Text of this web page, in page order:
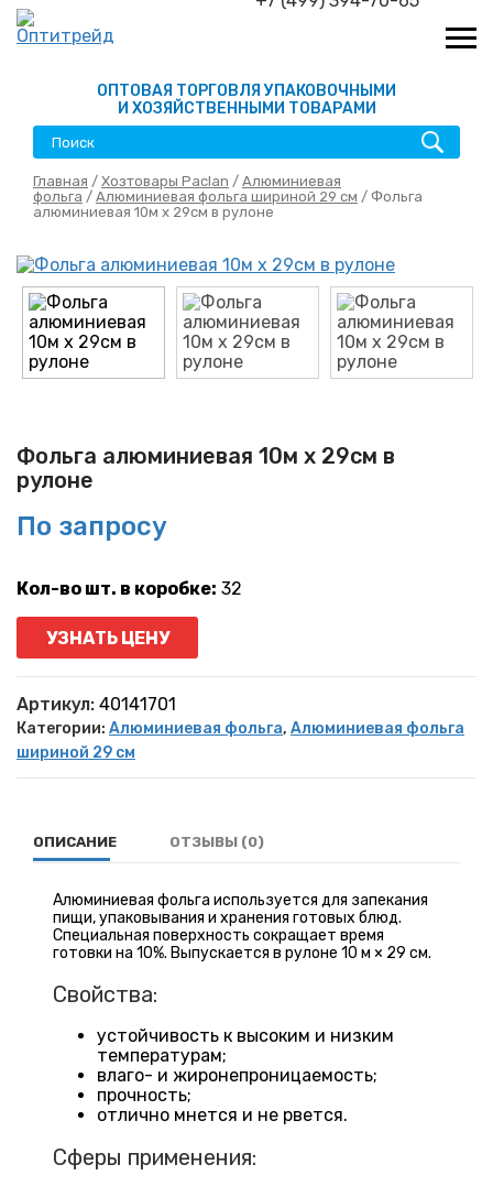
ОПТОВАЯ ТОРГОВЛЯ УПАКОВОЧНЫМИ
И ХОЗЯЙСТВЕННЫМИ ТОВАРАМИ
Главная / Хозтовары Paclan / Алюминиевая
фольга / Алюминиевая фольга шириной 29 см / Фольга
алюминиевая 10м х 29см в рулоне
Фольга алюминиевая 10м х 29см в
рулоне
По запросу
Кол-во шт. в коробке: 32
УЗНАТЬ ЦЕНУ
Артикул: 40141701
Категории: Алюминиевая фольга, Алюминиевая фольга
шириной 29 см
ОПИСАНИЕ ОТЗЫВЫ (0)
Алюминиевая фольга используется для запекания
пищи, упаковывания и хранения готовых блюд.
Специальная поверхность сокращает время
готовки на 10%. Выпускается в рулоне 10 м × 29 см.
Свойства:
устойчивость к высоким и низким
температурам;
влаго- и жиронепроницаемость;
прочность;
отлично мнется и не рвется.
Сферы применения: